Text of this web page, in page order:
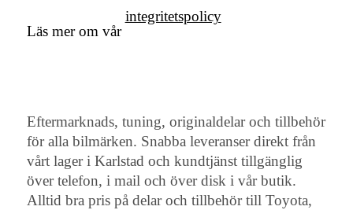
Läs mer om vår
integritetspolicy
Eftermarknads, tuning, originaldelar och tillbehör
för alla bilmärken. Snabba leveranser direkt från
vårt lager i Karlstad och kundtjänst tillgänglig
över telefon, i mail och över disk i vår butik.
Alltid bra pris på delar och tillbehör till Toyota,